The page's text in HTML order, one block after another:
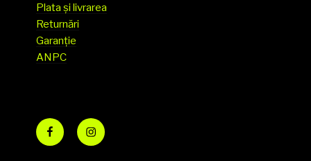
Plata și livrarea
Returnări
Garanție
ANPC
FacebookInstagram